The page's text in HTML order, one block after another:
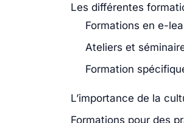
Les différentes
Formations en e-
Ateliers et
Formation
L’importance de la
Formations pour des